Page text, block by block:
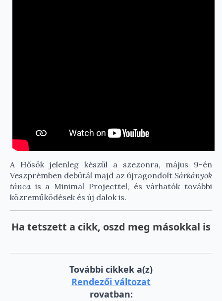
A Hősök jelenleg készül a szezonra, május 9-én
Veszprémben debütál majd az újragondolt Sárkányok
tánca is a Minimal Projecttel, és várhatók további
közreműködések és új dalok is.
Ha tetszett a cikk, oszd meg másokkal is
További cikkek a(z)
Rendezői változat
rovatban: